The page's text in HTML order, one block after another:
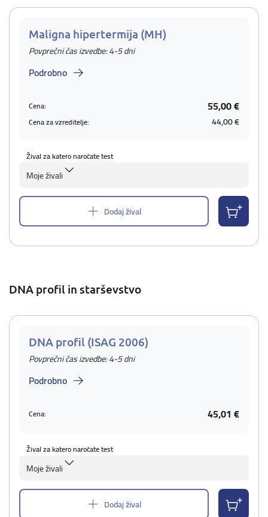
Maligna hipertermija (MH)
Povprečni čas izvedbe: 4-5 dni
Podrobno
Cena: 55,00 €
Cena za vzreditelje: 44,00 €
Žival za katero naročate test
Moje živali
Dodaj žival
DNA profil in starševstvo
DNA profil (ISAG 2006)
Povprečni čas izvedbe: 4-5 dni
Podrobno
Cena: 45,01 €
Žival za katero naročate test
Moje živali
Dodaj žival